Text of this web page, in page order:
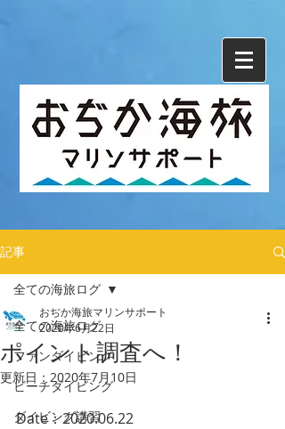
記事
全ての海旅ログ
ファンダイビング
ビーチダイビング
ダイビング講習
全ての海旅ログ
ポイント調査へ！
おぢか海旅マリンサポート
2020年6月22日
更新日： 2020年7月10日
Date：2020.06.22